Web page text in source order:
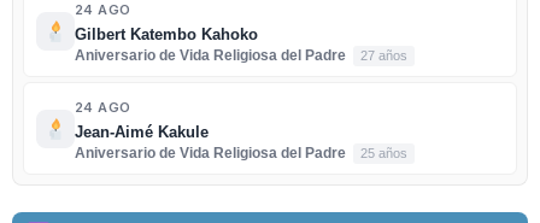
24 AGO
Gilbert Katembo Kahoko
Aniversario de Vida Religiosa del Padre
27 años
24 AGO
Jean-Aimé Kakule
Aniversario de Vida Religiosa del Padre
25 años